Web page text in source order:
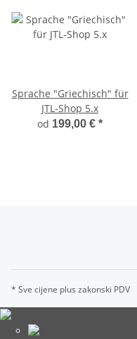
Sprache "Griechisch" für
JTL-Shop 5.x
od 199,00 € *
* Sve cijene plus zakonski PDV